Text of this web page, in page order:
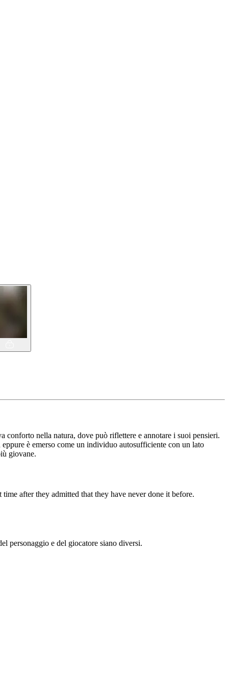
conforto nella natura, dove può riflettere e annotare i suoi pensieri.
è emerso come un individuo autosufficiente con un lato
giovane.
after they admitted that they have never done it before.
personaggio e del giocatore siano diversi.